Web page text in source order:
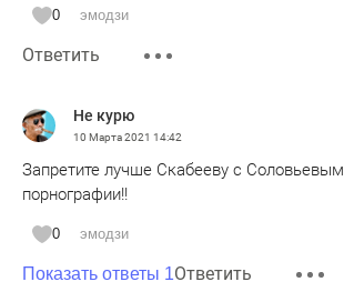
0 эмодзи
Ответить
Не курю
10 Марта 2021 14:42
Запретите лучше Скабееву с
порнографии!!
0 эмодзи
Показать ответы 1Ответить